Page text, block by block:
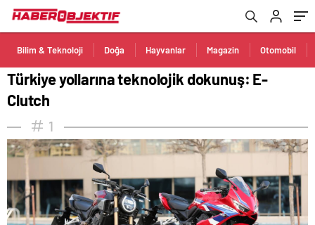
Bilim & Teknoloji Doğa Hayvanlar Magazin Otomobil
Türkiye yollarına teknolojik dokunuş: E-
Clutch
1